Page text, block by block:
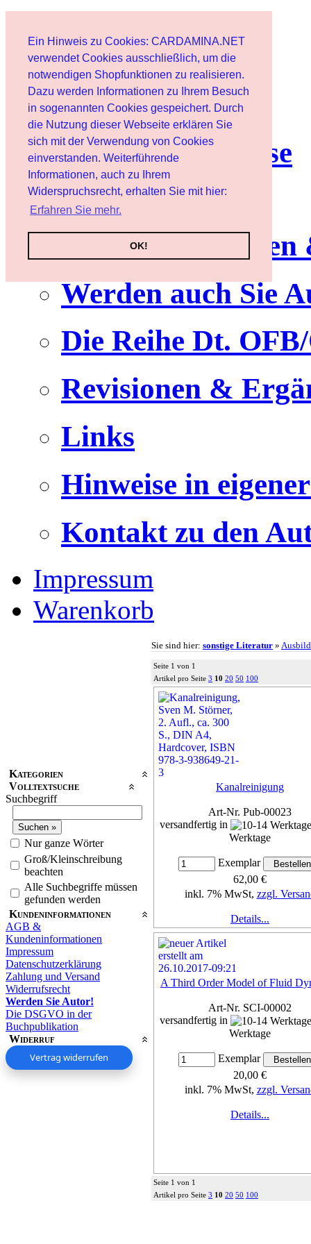
Ein Hinweis zu Cookies: CARDAMINA.NET
verwendet Cookies ausschließlich, um die
notwendigen Shopfunktionen zu realisieren.
Dazu werden Informationen zu Ihrem Besuch
in sogenannten Cookies gespeichert. Durch
die Nutzung dieser Webseite erklären Sie
sich mit der Verwendung von Cookies
einverstanden. Weiterführende
Informationen, auch zu Ihrem
Widerspruchsrecht, erhalten Sie mit hier:
Erfahren Sie mehr.
OK!
Benutzer
Newsletter
Nutzungshinweise
Service
Werden auch Sie
Die Reihe Dt.
Revisionen &
Links
Hinweise in
Kontakt zu den
Impressum
Warenkorb
Kategorien
Volltextsuche
Suchbegriff
Nur ganze Wörter
Groß/Kleinschreibung
beachten
Alle Suchbegriffe müssen
gefunden werden
Kundeninformationen
AGB &
Kundeninformationen
Impressum
Datenschutzerklärung
Zahlung und Versand
Widerrufsrecht
Werden Sie Autor!
Die DSGVO in der
Buchpublikation
Widerruf
Vertrag widerrufen
Sie sind hier: sonstige Literatur »
Seite 1 von 1
Artikel pro Seite 3 10 20 50 100
Kanalreinigung
Art-Nr. Pub-00023
versandfertig in
Werktage
Exemplar
62,00 €
inkl. 7% MwSt, zzgl.
Details...
A Third Order Model of Fluid
Art-Nr. SCI-00002
versandfertig in
Werktage
Exemplar
20,00 €
inkl. 7% MwSt, zzgl.
Details...
Seite 1 von 1
Artikel pro Seite 3 10 20 50 100